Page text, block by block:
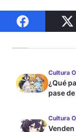
Cultura
¿Qué
pase
Cultura